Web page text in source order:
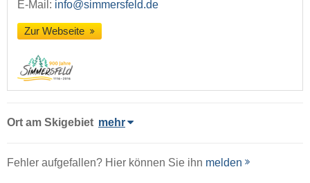
E-Mail: info@simmersfeld.de
Zur Webseite
Ort am Skigebiet mehr
Fehler aufgefallen? Hier können Sie ihn melden